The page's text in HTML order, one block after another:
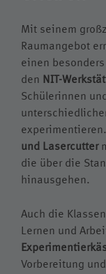
Mit seinem
Raumangebot
einen besonders
den NIT-
Schülerinnen
und Lasercutter
die über die
hinausgehen.
Auch die
Lernen und
Vorbereitung